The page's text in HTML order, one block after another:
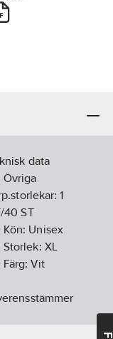
data
Övriga
1
40 ST
Kön: Unisex
Storlek: XL
Färg:Vit